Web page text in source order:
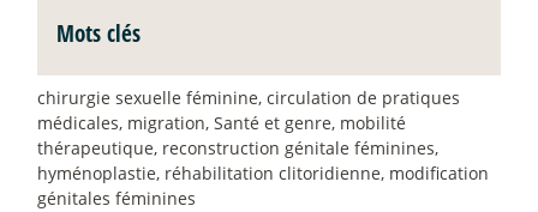
Mots clés
chirurgie sexuelle féminine, circulation de pratiques
médicales, migration, Santé et genre, mobilité
thérapeutique, reconstruction génitale féminines,
hyménoplastie, réhabilitation clitoridienne, modification
génitales féminines